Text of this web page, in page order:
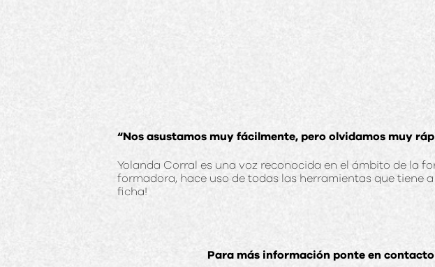
“Nos asustamos muy fácilmente, pero olvidamos muy
Yolanda Corral es una voz reconocida en el ámbito de la
formadora, hace uso de todas las herramientas que tiene
ficha!
Para más información ponte en